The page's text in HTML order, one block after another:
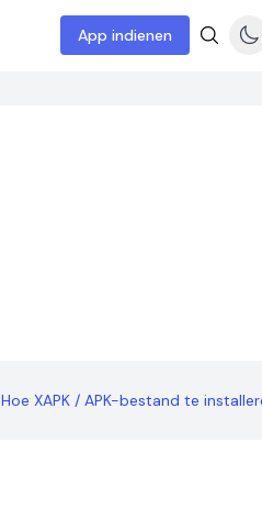
App indienen
Hoe XAPK / APK-bestand te